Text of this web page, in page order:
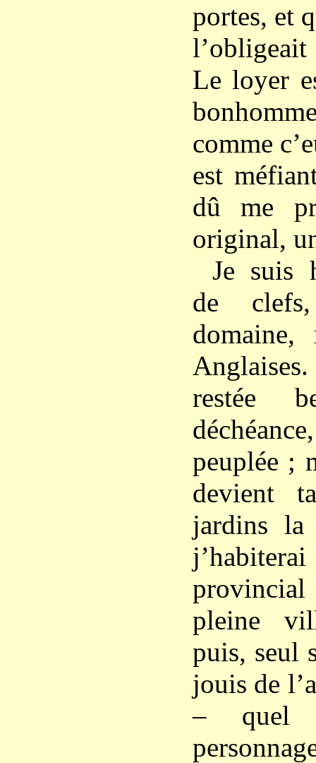
portes, et
Le loyer
comme
est
dû me
original,
Je suis
de
domaine,
restée
peuplée ;
devient
jardins
pleine
puis, seul
jouis de
– quel